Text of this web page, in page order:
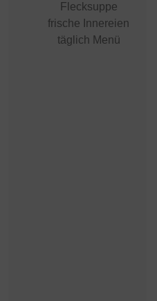
Flecksuppe
frische Innereien
täglich Menü